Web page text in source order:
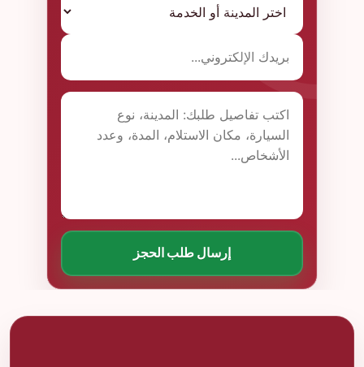
إرسال طلب الحجز